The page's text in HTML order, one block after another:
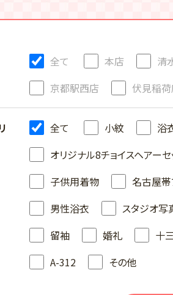
全て 本店 清
京都駅西店
伏見稲
全て 小紋 浴
オリジナル8チョイスヘアーセ
子供用着物
名古屋帯
男性浴衣
スタジオ写
留袖
婚礼 十
A-312
その他